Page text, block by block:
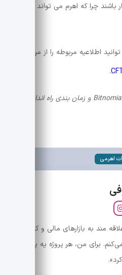
چرا که اهرم می تواند
اطلاعیه مربوطه را از مرجع
.
به روز رسانی: اضافه شدن نظر Bitnomial و زمان بندی راه اندازی در
اهرمی
مند به بازارهای مالی و کریپتو.
برای من، هر پروژه یه پازل